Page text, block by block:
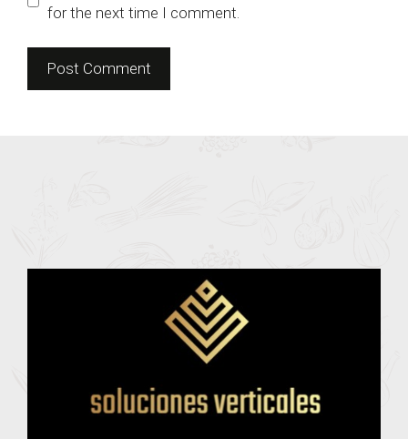
for the next time I comment.